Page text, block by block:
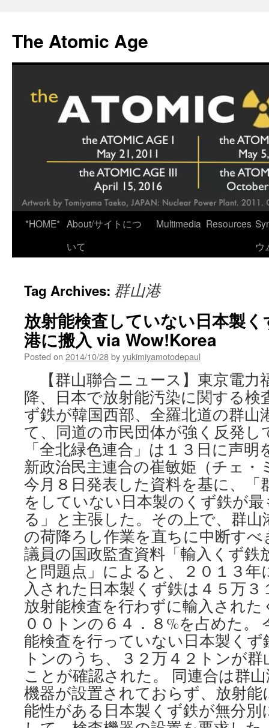
content
The Atomic Age
*HOME* About/サイトにつ
いて
Multimedia Resources
ウ
Tag Archives: 群山港
放射能検査していない日本製
港に搬入 via Wow!Korea
Posted on 2014/10/28byyukimiyamotodepaul
【群山聯合ニュース】東京電力
降、日本で放射能汚染に関する
ず鉄が韓国西部、全羅北道の群山
て、同道の市民団体が強く反発し
「全北緑色連合」は１３日に声
新政治民主連合の崔敏姫（チェ・
今月８日発表した資料を基に、「
をしていない日本製のくず鉄が
る」と主張した。その上で、群
の荷降ろし作業を直ちに中断す
議員の国政監査資料「輸入くず鉄
と問題点」によると、２０１３
入された日本製くず鉄は４５万
放射能検査を行わずに輸入された
００トンの６４．８%を占めた。
能検査を行っていない日本製くず
トンのうち、３２万４２トンが
ことが確認された。 同連合は群
機器が設置されておらず、放射
能性がある日本製くず鉄が無分